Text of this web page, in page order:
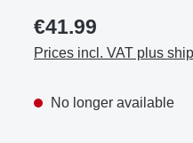
€41.99
Prices incl. VAT plus
No longer available